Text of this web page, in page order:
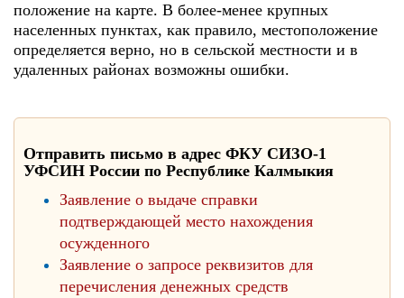
положение на карте. В более-менее крупных
населенных пунктах, как правило, местоположение
определяется верно, но в сельской местности и в
удаленных районах возможны ошибки.
Отправить письмо в адрес ФКУ СИЗО-1
УФСИН России по Республике Калмыкия
Заявление о выдаче справки
подтверждающей место нахождения
осужденного
Заявление о запросе реквизитов для
перечисления денежных средств